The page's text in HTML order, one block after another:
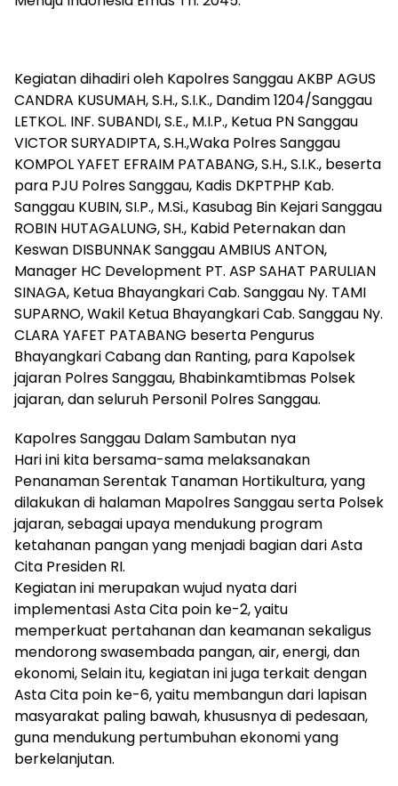
Kegiatan dihadiri oleh Kapolres Sanggau AKBP AGUS
CANDRA KUSUMAH, S.H., S.I.K., Dandim 1204/Sanggau
LETKOL. INF. SUBANDI, S.E., M.I.P., Ketua PN Sanggau
VICTOR SURYADIPTA, S.H.,Waka Polres Sanggau
KOMPOL YAFET EFRAIM PATABANG, S.H., S.I.K., beserta
para PJU Polres Sanggau, Kadis DKPTPHP Kab.
Sanggau KUBIN, SI.P., M.Si., Kasubag Bin Kejari Sanggau
ROBIN HUTAGALUNG, SH., Kabid Peternakan dan
Keswan DISBUNNAK Sanggau AMBIUS ANTON,
Manager HC Development PT. ASP SAHAT PARULIAN
SINAGA, Ketua Bhayangkari Cab. Sanggau Ny. TAMI
SUPARNO, Wakil Ketua Bhayangkari Cab. Sanggau Ny.
CLARA YAFET PATABANG beserta Pengurus
Bhayangkari Cabang dan Ranting, para Kapolsek
jajaran Polres Sanggau, Bhabinkamtibmas Polsek
jajaran, dan seluruh Personil Polres Sanggau.
Kapolres Sanggau Dalam Sambutan nya
Hari ini kita bersama-sama melaksanakan
Penanaman Serentak Tanaman Hortikultura, yang
dilakukan di halaman Mapolres Sanggau serta Polsek
jajaran, sebagai upaya mendukung program
ketahanan pangan yang menjadi bagian dari Asta
Cita Presiden RI.
Kegiatan ini merupakan wujud nyata dari
implementasi Asta Cita poin ke-2, yaitu
memperkuat pertahanan dan keamanan sekaligus
mendorong swasembada pangan, air, energi, dan
ekonomi, Selain itu, kegiatan ini juga terkait dengan
Asta Cita poin ke-6, yaitu membangun dari lapisan
masyarakat paling bawah, khususnya di pedesaan,
guna mendukung pertumbuhan ekonomi yang
berkelanjutan.